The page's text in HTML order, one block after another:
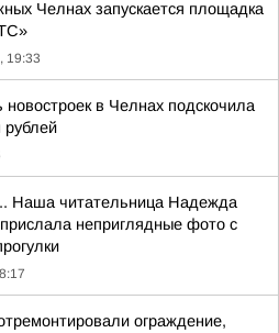
Челнах запускается площадка
19:33
новостроек в Челнах подскочила
Наша читательница Надежда
неприглядные фото с
ограждение,